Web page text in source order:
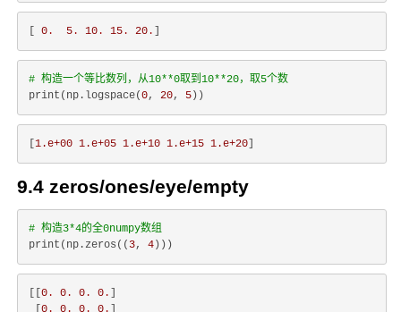
0 . 5 . 10 . 15 . 20 .
# 构造一个等比数列，从10**0取到10**20，取5个数
print(np.logspace(0, 20, 5
1.e+00 1.e+05 1.e+10 1.e+15 1.e+20
9.4 zeros/ones/eye/empty
# 构造3*4的全0numpy数组
print(np.zeros(( 3, 4
0 . 0 . 0 . 0 .
0 . 0 . 0 . 0 .